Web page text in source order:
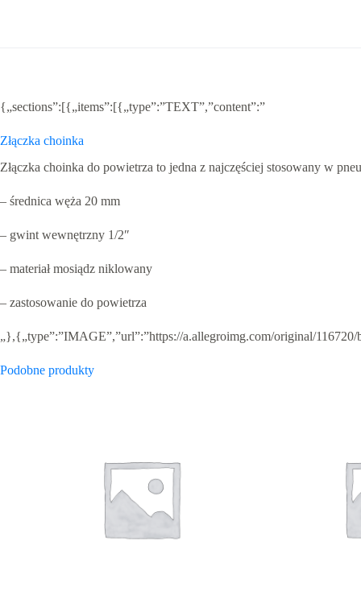
{„sections”:[{„items”:[{„type”:”TEXT”,”content”:”
Złączka choinka
Złączka choinka do powietrza to jedna z najczęściej stosowany w
– średnica węża 20 mm
– gwint wewnętrzny 1/2″
– materiał mosiądz niklowany
– zastosowanie do powietrza
„},{„type”:”IMAGE”,”url”:”https://a.allegroimg.com/original/
Podobne produkty